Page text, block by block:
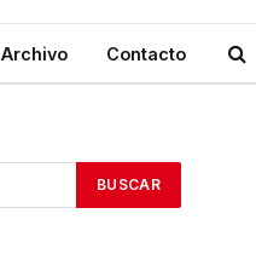
Archivo Contacto